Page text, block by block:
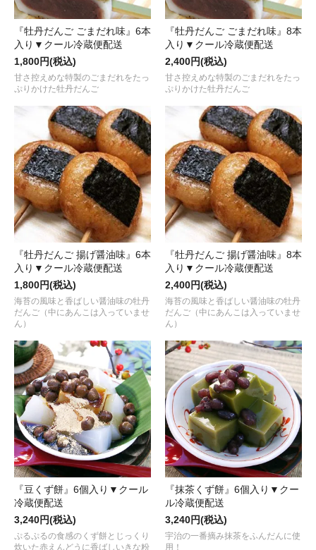
『牡丹だんご ごまだれ味』6本
入り▼クール冷蔵便配送
1,800円(税込)
甘さ控えめな特製のごまだれをたっ
ぷりかけた牡丹だんご
『牡丹だんご ごまだれ味』8本
入り▼クール冷蔵便配送
2,400円(税込)
甘さ控えめな特製のごまだれをたっ
ぷりかけた牡丹だんご
『牡丹だんご 揚げ醤油味』6本
入り▼クール冷蔵便配送
1,800円(税込)
海苔の風味と香ばしい醤油味の牡丹
だんご（中にあんこは入っていませ
ん）
『牡丹だんご 揚げ醤油味』8本
入り▼クール冷蔵便配送
2,400円(税込)
海苔の風味と香ばしい醤油味の牡丹
だんご（中にあんこは入っていませ
ん）
『豆くず餅』6個入り▼クール
冷蔵便配送
3,240円(税込)
ぷるぷるの食感のくず餅とじっくり
炊いた赤えんどうに香ばしいきな粉
『抹茶くず餅』6個入り▼クー
ル冷蔵便配送
3,240円(税込)
宇治の一番摘み抹茶をふんだんに使
用！